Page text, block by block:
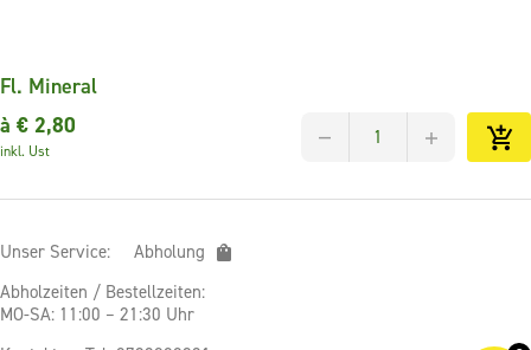
Fl. Mineral
à € 2,80
inkl. Ust
Unser Service:
Abholung
Abholzeiten / Bestellzeiten:
MO-SA: 11:00 – 21:30 Uhr